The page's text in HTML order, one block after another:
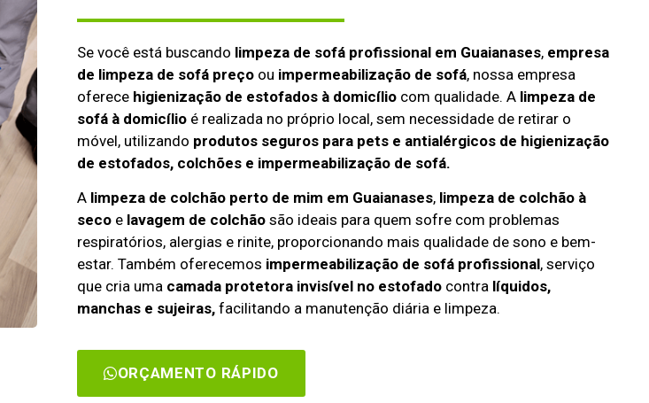
Se você está buscando limpeza de sofá profissional em Guaianases, empresa
de limpeza de sofá preçoou impermeabilização de sofá, nossa empresa
oferece higienização de estofados à domicíliocom qualidade. A limpeza de
sofá à domicílioé realizada no próprio local, sem necessidade de retirar o
móvel, utilizando produtos seguros para pets e antialérgicos de higienização
de estofados, colchões e impermeabilização de sofá.
A limpeza de colchão perto de mim em Guaianases, limpeza de colchão à
secoe lavagem de colchãosão ideais para quem sofre com problemas
respiratórios, alergias e rinite, proporcionando mais qualidade de sono e bem-
estar. Também oferecemos impermeabilização de sofá profissional, serviço
que cria uma camada protetora invisível no estofadocontra líquidos,
manchas e sujeiras,facilitando a manutenção diária e limpeza.
ORÇAMENTO RÁPIDO